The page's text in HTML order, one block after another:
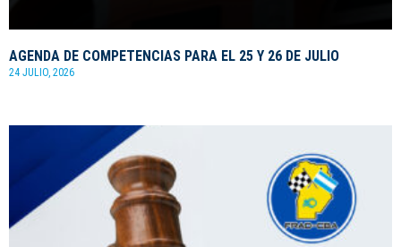
AGENDA DE COMPETENCIAS PARA EL 25 Y 26 DE JULIO
24 JULIO, 2026